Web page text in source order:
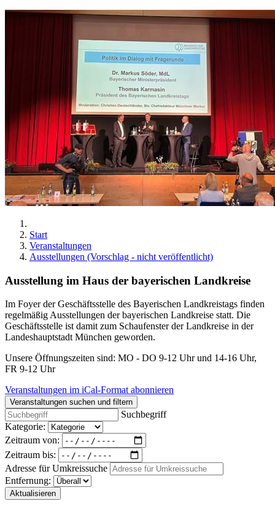
Start
Veranstaltungen
Ausstellungen (Vorschlag - nicht veröffentlicht)
Ausstellung im Haus der bayerischen Landkreise
Im Foyer der Geschäftsstelle des Bayerischen Landkreistags finden
regelmäßig Ausstellungen der bayerischen Landkreise statt. Die
Geschäftsstelle ist damit zum Schaufenster der Landkreise in der
Landeshauptstadt München geworden.
Unsere Öffnungszeiten sind: MO - DO 9-12 Uhr und 14-16 Uhr,
FR 9-12 Uhr
Veranstaltungen im iCal-Format abonnieren
Veranstaltungen suchen und filtern
Suchbegriff
Kategorie:
Zeitraum von:
Zeitraum bis:
Adresse für Umkreissuche
Entfernung:
Aktualisieren